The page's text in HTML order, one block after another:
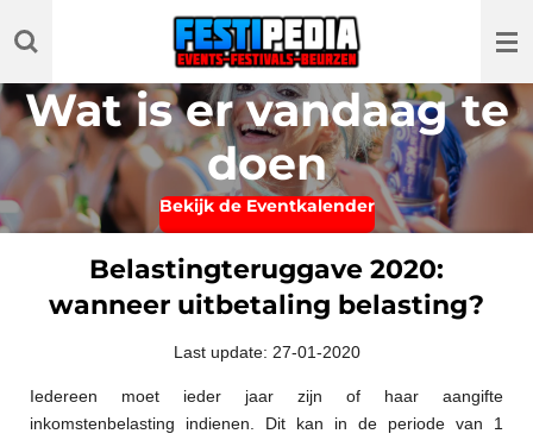
direct
de
hoofdinhoud
Wat is er vandaag te
doen
Bekijk de Eventkalender
Belastingteruggave 2020:
wanneer uitbetaling belasting?
Last update: 27-01-2020
Iedereen moet ieder jaar zijn of haar aangifte
inkomstenbelasting indienen. Dit kan in de periode van 1